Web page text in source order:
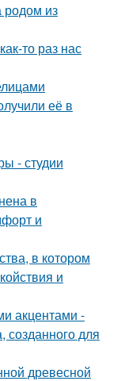
из
то раз нас
её в
- студии
в
и
в котором
и
акцентами -
созданного для
древесной